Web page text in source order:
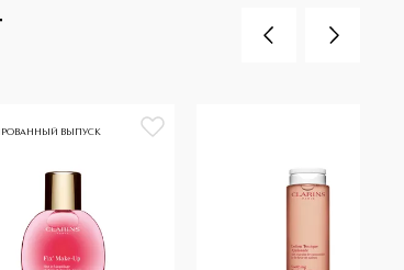
ВЫПУСК